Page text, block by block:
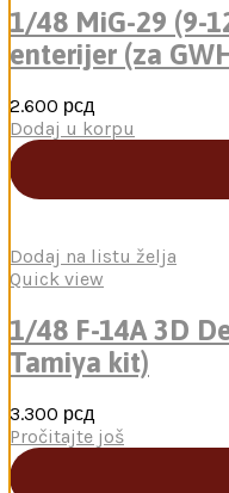
1/48 MiG-29 (9-
enterijer (za
2.600 рсд
Dodaj u korpu
Dodaj na listu želja
Quick view
1/48 F-14A 3D
Tamiya kit)
3.300 рсд
Pročitajte još